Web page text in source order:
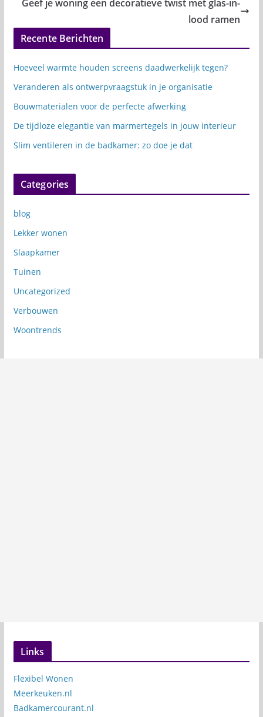
Geef je woning een decoratieve twist met glas-in-
lood ramen
Recente Berichten
Hoeveel warmte houden screens daadwerkelijk tegen?
Veranderen als ontwerpvraagstuk in je organisatie
Bouwmaterialen voor de perfecte afwerking
De tijdloze elegantie van marmertegels in jouw interieur
Slim ventileren in de badkamer: zo doe je dat
Categories
blog
Lekker wonen
Slaapkamer
Tuinen
Uncategorized
Verbouwen
Woontrends
Links
Flexibel Wonen
Meerkeuken.nl
Badkamercourant.nl